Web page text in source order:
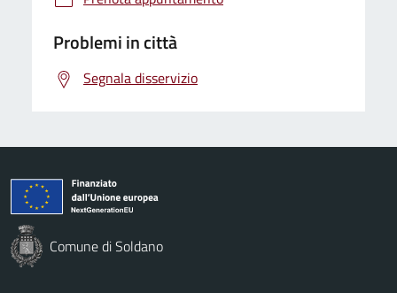
Problemi in città
Segnala disservizio
Comune di Soldano